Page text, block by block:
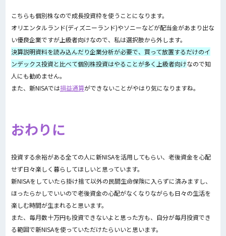
こちらも個別株なので成長投資枠を使うことになります。
オリエンタルランド(ディズニーランド)やソニーなどが配当金があまり出な
い優良企業ですが上級者向けなので、私は選択肢から外します。
決算説明資料を読み込んだり企業分析が必要で、買って放置するだけのイ
ンデックス投資と比べて個別株投資はやることが多く上級者向けなので知
人にも勧めません。
また、新NISAでは損益通算ができないことがやはり気になりますね。
おわりに
投資する余裕がある全ての人に新NISAを活用してもらい、老後資金を心配
せず日々楽しく暮らしてほしいと思っています。
新NISAをしていたら掛け捨て以外の民間生命保険に入らずに済みますし、
ほったらかしでいいので老後資金の心配がなくなりながらも日々の生活を
楽しむ時間が生まれると思います。
また、毎月数十万円も投資できないよと思った方も、自分が毎月投資でき
る範囲で新NISAを使っていただけたらいいと思います。